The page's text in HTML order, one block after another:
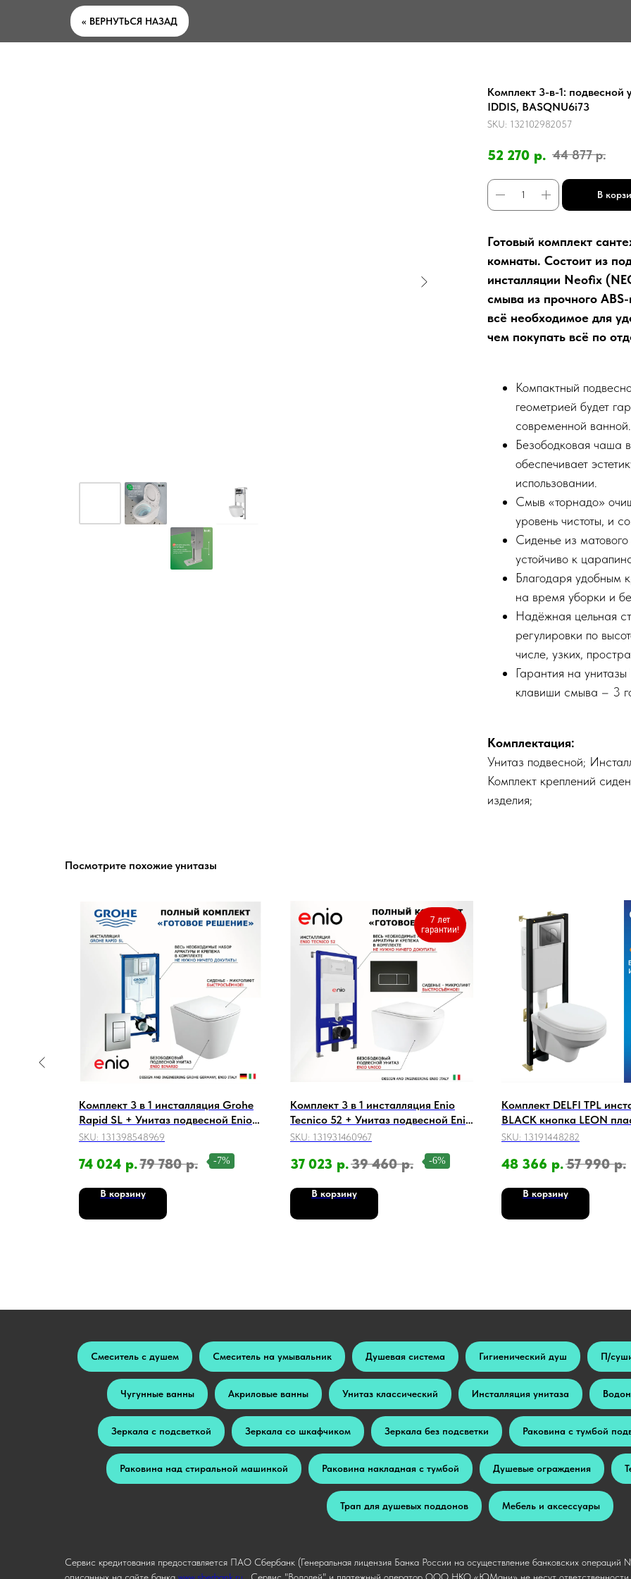
<< ВЕРНУТЬСЯ НАЗАД
Комплект 3-в-1: подвесной
IDDIS, BASQNU6i73
SKU: 132102982057
52 270 р. 44 877 р.
В
Готовый комплект
комнаты. Состоит из
инсталляции Neofix
смыва из прочного
всё необходимое для
чем покупать всё по
Компактный
геометрией будет
современной ванной.
Безободковая чаша
обеспечивает
использовании.
Смыв «торнадо»
уровень чистоты, и
Сиденье из
устойчиво к
Благодаря удобным
на время уборки и
Надёжная цельная
регулировки по
числе, узких,
Гарантия на
клавиши смыва – 3
Комплектация:
Унитаз подвесной;
Комплект креплений
изделия;
Посмотрите похожие унитазы
Комплект 3 в 1 инсталляция Grohe
Rapid SL + Унитаз подвесной Enio
Binario C + кнопка хром
SKU: 131398548969
74 024 р.79 780 р. -7%
В корзину
7 лет
гарантии!
Комплект 3 в 1 инсталляция Enio
Tecnico 52 + Унитаз подвесной Enio
Unico + кнопка черная матовая,
SKU: 131931460967
37 023 р.39 460 р. -6%
В корзину
Комплект DELFI TPL
BLACK кнопка LEON
глянцевый
SKU: 13191448282
48 366 р.57 990 р.
В корзину
Смеситель с душем Смеситель на умывальник Душевая система Гигиенический душ П/
Чугунные ванны Акриловые ванны Унитаз классический Инсталляция унитаза
Зеркала с подсветкой Зеркала со шкафчиком Зеркала без подсветки Раковина с тумбой
Раковина над стиральной машинкой Раковина накладная с тумбой Душевые ограждения
Трап для душевых поддонов Мебель и аксессуары
Сервис кредитования предоставляется ПАО Сбербанк (Генеральная лицензия Банка России на осуществление банковских